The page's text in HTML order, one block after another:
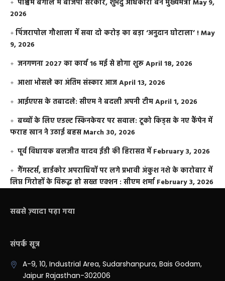
पश्चिम बंगाल में बीजेपी सरकार, शुभेंदु अधिकारी बने मुख्यमंत्रीMay 9,
2026
​पिंजरापोल गौशाला में सवा दो करोड़ का बड़ा ‘अनुदान घोटाला’ !May
9, 2026
जनगणना 2027 का कार्य 16 मई से होगा शुरूApril 18, 2026
आशा भोसले का अंतिम संस्कार आजApril 13, 2026
आईएएस के तबादले: सीएम ने बदली अपनी टीमApril 1, 2026
बच्चों के लिए एडल्ट स्किनकेयर पर सवाल: टूको किड्स के नए कैंपेन में
फराह खान ने उठाई बहसMarch 30, 2026
पूर्व विधायक बलजीत यादव ईडी की हिरासत में February 3, 2026
गैंगस्टर्स, हार्डकोर अपराधियों पर लगे प्रभावी अंकुश नशे के कारोबार में
लिप्त गिरोहों के विरूद्ध हो सख्त एक्शन : सीएम शर्मा February 3, 2026
सबसे ज़्यादा पढ़ा गया
संपर्क सूत्र
A-9, 10, Industrial Area, Sudarshanpura, Bais Godam,
Jaipur Rajasthan-302006